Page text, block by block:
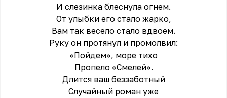
И слезинка блеснула огнем.
От улыбки его стало жарко,
Вам так весело стало вдвоем.
Руку он протянул и промолвил:
«Пойдем», море тихо
Пропело «Смелей».
Длится ваш беззаботный
Случайный роман уже